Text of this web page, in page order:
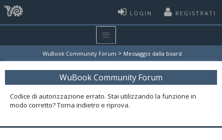
LOGIN REGISTRATI
WuBook Community Forum > Messaggio dalla board
WuBook Community Forum
Codice di autorizzazione errato. Stai utilizzando la funzione in
modo corretto? Torna indietro e riprova.